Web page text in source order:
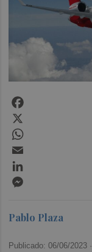
Pablo Plaza
Publicado: 06/06/2023 ·